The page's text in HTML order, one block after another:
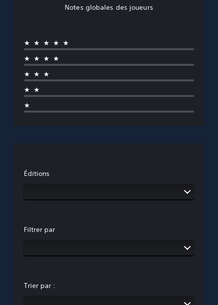
Notes globales des joueurs
★★★★★
★★★★
★★★
★★
★
Éditions
Filtrer par
Trier par :